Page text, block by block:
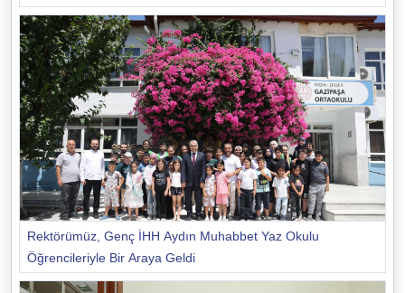
Rektörümüz, Genç İHH Aydın Muhabbet Yaz Okulu
Öğrencileriyle Bir Araya Geldi